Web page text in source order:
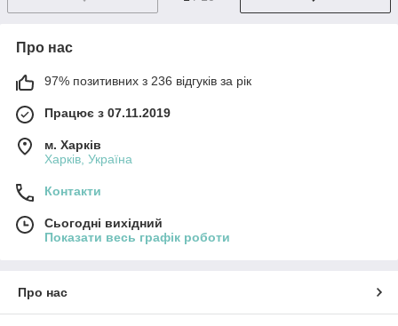
Про нас
97% позитивних з 236 відгуків за рік
Працює з 07.11.2019
м. Харків
Харків, Україна
Контакти
Сьогодні вихідний
Показати весь графік роботи
Про нас